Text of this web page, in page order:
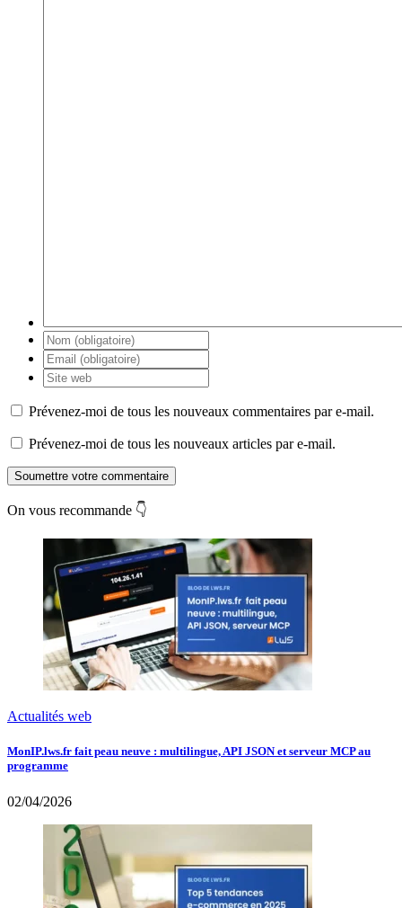
Prévenez-moi de tous les nouveaux commentaires par e-mail.
Prévenez-moi de tous les nouveaux articles par e-mail.
Soumettre votre commentaire
On vous recommande 👇
Actualités web
MonIP.lws.fr fait peau neuve : multilingue, API JSON et serveur MCP au
programme
02/04/2026